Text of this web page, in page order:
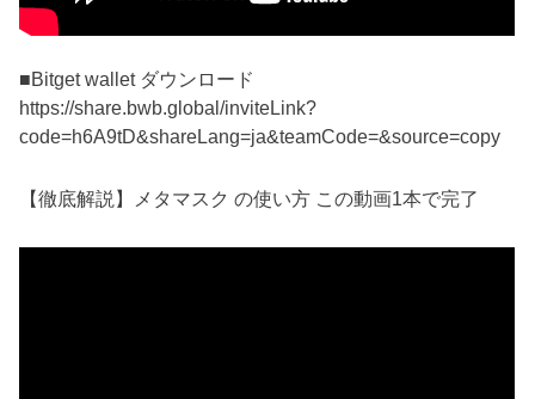
■Bitget wallet ダウンロード
https://share.bwb.global/inviteLink?
code=h6A9tD&shareLang=ja&teamCode=&source=copy
【徹底解説】メタマスク の使い方 この動画1本で完了